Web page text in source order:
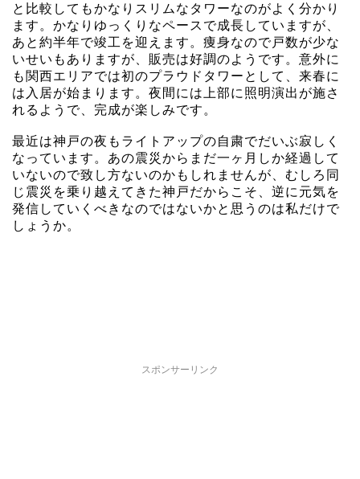
と比較してもかなりスリムなタワーなのがよく分かり
ます。かなりゆっくりなペースで成長していますが、
あと約半年で竣工を迎えます。痩身なので戸数が少な
いせいもありますが、販売は好調のようです。意外に
も関西エリアでは初のプラウドタワーとして、来春に
は入居が始まります。夜間には上部に照明演出が施さ
れるようで、完成が楽しみです。
最近は神戸の夜もライトアップの自粛でだいぶ寂しく
なっています。あの震災からまだ一ヶ月しか経過して
いないので致し方ないのかもしれませんが、むしろ同
じ震災を乗り越えてきた神戸だからこそ、逆に元気を
発信していくべきなのではないかと思うのは私だけで
しょうか。
スポンサーリンク